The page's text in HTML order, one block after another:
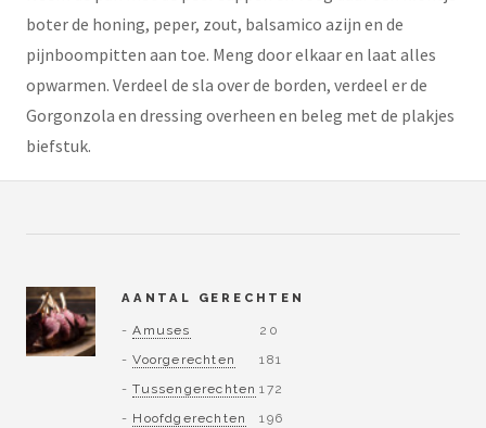
boter de honing, peper, zout, balsamico azijn en de
pijnboompitten aan toe. Meng door elkaar en laat alles
opwarmen. Verdeel de sla over de borden, verdeel er de
Gorgonzola en dressing overheen en beleg met de plakjes
biefstuk.
AANTAL GERECHTEN
-Amuses
-Voorgerechten
-Tussengerechten
- Hoofdgerechten
20
181
172
196